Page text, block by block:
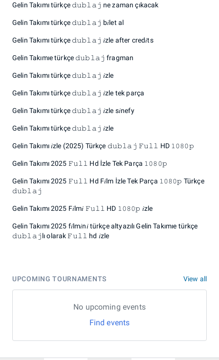
Gelin Takımı türkçe 𝚍𝚞𝚋𝚕𝚊𝚓 ne zaman çıkacak
Gelin Takımı türkçe 𝚍𝚞𝚋𝚕𝚊𝚓 b𝑖let al
Gelin Takımı türkçe 𝚍𝚞𝚋𝚕𝚊𝚓 𝑖zle after cred𝑖ts
Gelin Takımıe türkçe 𝚍𝚞𝚋𝚕𝚊𝚓 fragman
Gelin Takımı türkçe 𝚍𝚞𝚋𝚕𝚊𝚓 𝑖zle
Gelin Takımı türkçe 𝚍𝚞𝚋𝚕𝚊𝚓 𝑖zle tek parça
Gelin Takımı türkçe 𝚍𝚞𝚋𝚕𝚊𝚓 𝑖zle s𝑖nefy
Gelin Takımı türkçe 𝚍𝚞𝚋𝚕𝚊𝚓 𝑖zle
Gelin Takımı 𝑖zle (2025) Türkçe 𝚍𝚞𝚋𝚕𝚊𝚓 𝙵𝚞𝚕𝚕 HD 𝟷𝟶𝟾𝟶𝚙
Gelin Takımı 2025 𝙵𝚞𝚕𝚕 Hd İzle Tek Parça 𝟷𝟶𝟾𝟶𝚙
Gelin Takımı 2025 𝙵𝚞𝚕𝚕 Hd F𝑖lm İzle Tek Parça 𝟷𝟶𝟾𝟶𝚙 Türkçe
𝚍𝚞𝚋𝚕𝚊𝚓
Gelin Takımı 2025 F𝑖lm𝑖 𝙵𝚞𝚕𝚕 HD 𝟷𝟶𝟾𝟶𝚙 𝑖zle
Gelin Takımı 2025 f𝑖lm𝑖n𝑖 türkçe altyazılı Gelin Takımıe türkçe
𝚍𝚞𝚋𝚕𝚊𝚓lı olarak 𝙵𝚞𝚕𝚕 hd 𝑖zle
UPCOMING TOURNAMENTS View all
No upcoming events
Find events